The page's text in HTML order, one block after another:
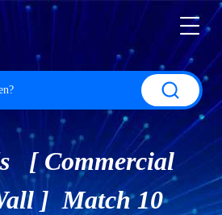
[ Commercial
] Match 10